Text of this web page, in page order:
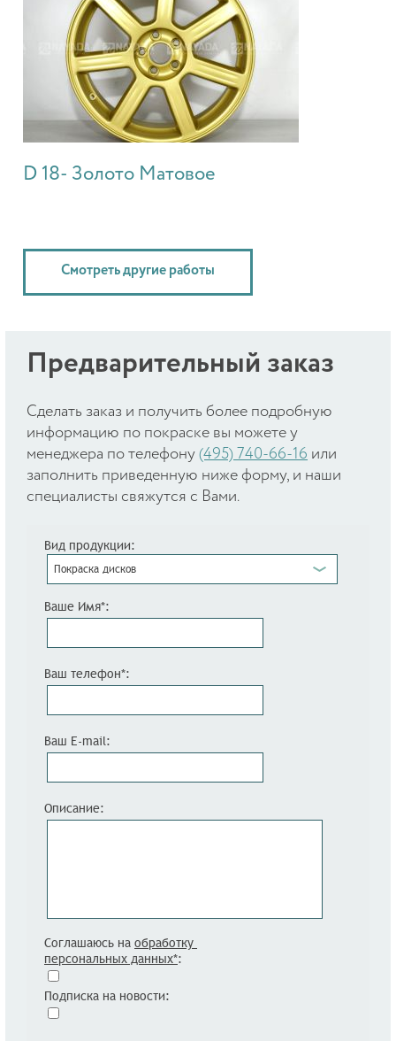
D 18- Золото Матовое
Смотреть другие работы
Предварительный заказ
Cделать заказ и получить более подробную
информацию по покраске вы можете у
менеджера по телефону (495) 740-66-16 или
заполнить приведенную ниже форму, и наши
специалисты свяжутся с Вами.
Вид продукции:
Покраска дисков
Ваше Имя*:
Ваш телефон*:
Ваш E-mail:
Описание:
Соглашаюсь на обработку
персональных данных*:
Подписка на новости: